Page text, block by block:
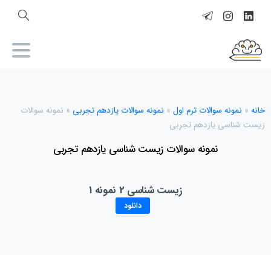
خانه » نمونه سوالات ترم اول » نمونه سوالات یازدهم تجربی » نمونه سوالات
زیست شناسی یازدهم تجربی
نمونه سوالات زیست شناسی یازدهم تجربی
زیست شناسی 2 نمونه 1
دانلود